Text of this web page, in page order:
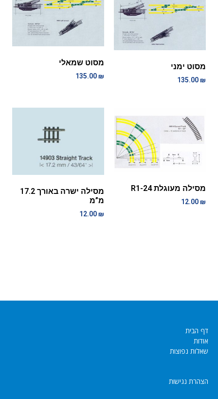
מסוט ימני
135.00₪
מסוט שמאלי
135.00₪
מסילה מעוגלת R1-24
12.00₪
מסילה ישרה באורך 17.2
מ”מ
12.00₪
דף הבית
אודות
שאלות נפוצות
הצהרת נגישות